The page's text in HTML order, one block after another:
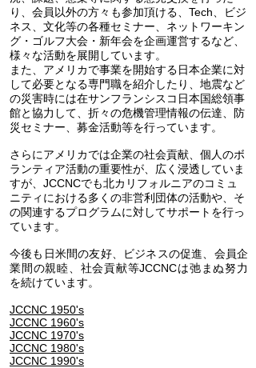
り、 会員以外の方々も参加頂ける、Tech、ビジ
ネス、文化等の各種セミナー、ネットワーキン
グ・ゴルフ大会・新年会を企画運営するなど、
様々な活動を展開しています。
また、アメリカで事業を開始する日本企業に対
して必要となる専門職を紹介したり、 地震など
の災害時には在サンフランシスコ日本国総領事
館と協力して、折々の危機管理情報の伝達、防
災セミナー、募金活動等を行っています。
さらにアメリカでは企業の社会貢献、 個人のボ
ランティア活動の重要性が、 広く浸透していま
すが、 JCCNCでも北カリフォルニアのコミュ
ニティにおける多くの非営利団体の活動や、そ
の関連するプログラムに対してサポートを行っ
ています。
今後も日米間の友好、ビジネスの促進、 会員企
業間の親睦、社会貢献等JCCNCは弛まぬ努力
を続けています。
JCCNC 1950's
JCCNC 1960's
JCCNC 1970's
JCCNC 1980's
JCCNC 1990's